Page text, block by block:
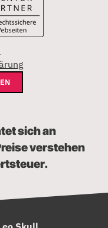
sich an
verstehen